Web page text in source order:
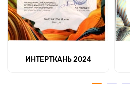
ИНТЕРТКАНЬ 2024